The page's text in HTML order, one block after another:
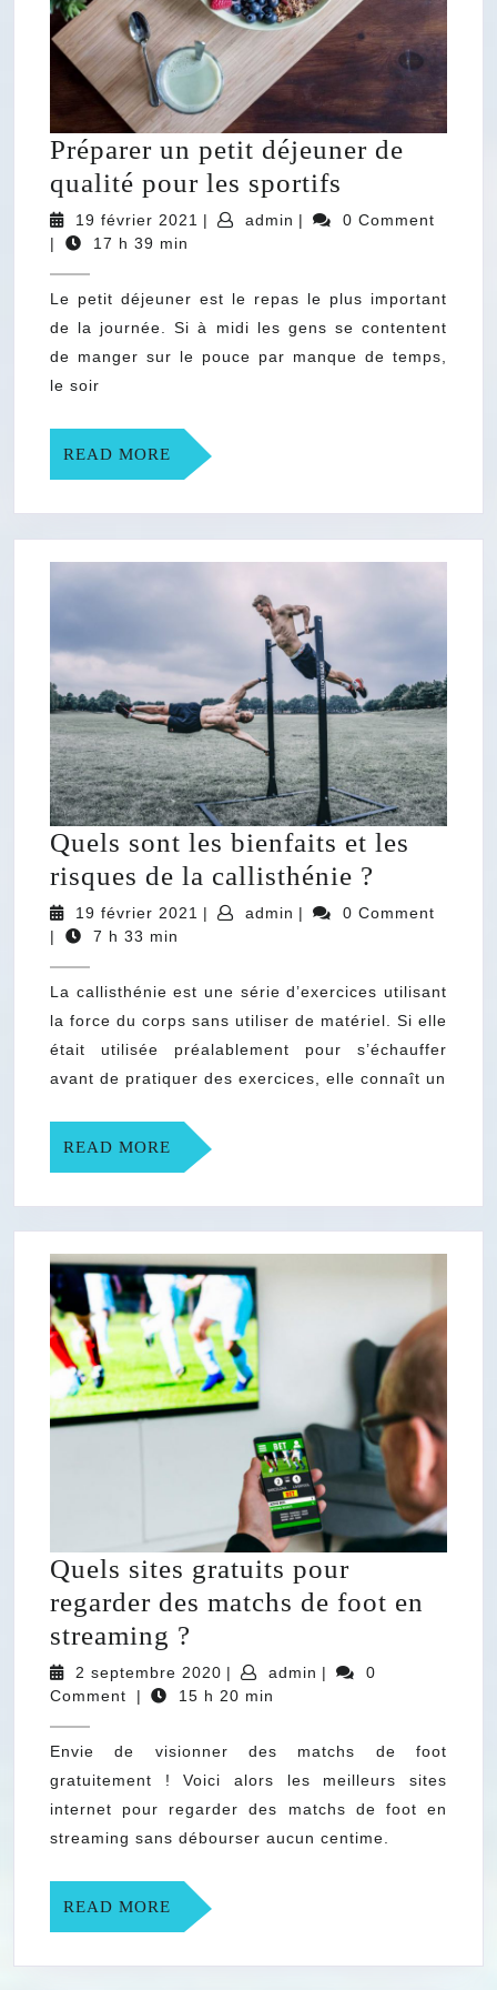
Préparer un petit déjeuner de
qualité pour les sportifs
un
qualité
19 février 2021 19
| admin admin
|
0 Comment
|
17 h 39 min
Le petit déjeuner est le repas le plus important
de la journée. Si à midi les gens se contentent
de manger sur le pouce par manque de temps,
le soir
READ MORE READ
MORE
Quels sont les bienfaits et les
risques de la callisthénie ?
sont
et
les
risques
?
19 février 2021 19
| admin admin
|
0 Comment
|
7 h 33 min
La callisthénie est une série d’exercices utilisant
la force du corps sans utiliser de matériel. Si elle
était utilisée préalablement pour s’échauffer
avant de pratiquer des exercices, elle connaît un
READ MORE READ
MORE
Quels sites gratuits pour
regarder des matchs de foot en
streaming ?
sites
gratuits
regarder
des
matchs
foot
en
streaming
2 septembre 2020 2
septembre
| admin admin
|
0
Comment
| 15 h 20 min
Envie de visionner des matchs de foot
gratuitement ! Voici alors les meilleurs sites
internet pour regarder des matchs de foot en
streaming sans débourser aucun centime.
READ MORE READ
MORE